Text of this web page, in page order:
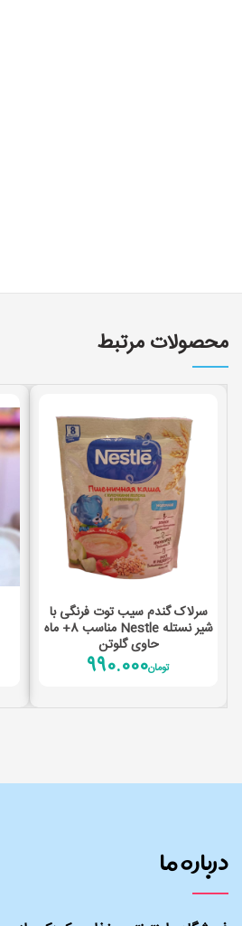
محصولات مرتبط
افزودن به سبد خرید
سرلاک گندم سیب توت فرنگی با
شیر نستله Nestle مناسب 8+ ماه
حاوی گلوتن
تومان990.000
درباره ما